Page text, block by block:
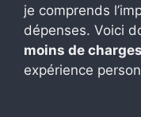
je comprends
dépenses. Voici
moins de
expérience